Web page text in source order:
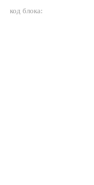
код блока: